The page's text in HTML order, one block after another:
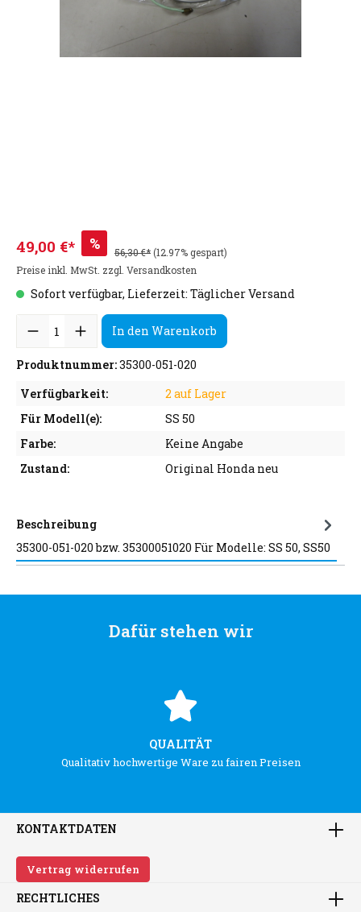
49,00 €* % 56,30 €*(12.97% gespart)
Preise inkl. MwSt. zzgl. Versandkosten
Sofort verfügbar, Lieferzeit: Täglicher Versand
In den Warenkorb
Produktnummer:35300-051-020
Verfügbarkeit:
2 auf Lager
Für Modell(e):
SS 50
Farbe:
Keine Angabe
Zustand:
Original Honda neu
Beschreibung
35300-051-020 bzw. 35300051020 Für Modelle: SS 50, SS50
Dafür stehen wir
QUALITÄT
Qualitativ hochwertige Ware zu fairen Preisen
KONTAKTDATEN
Vertrag widerrufen
RECHTLICHES